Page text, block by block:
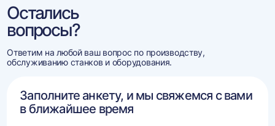
Остались
вопросы?
Ответим на любой ваш вопрос по производству,
обслуживанию станков и оборудования.
Заполните анкету, и мы свяжемся с вами
в ближайшее время